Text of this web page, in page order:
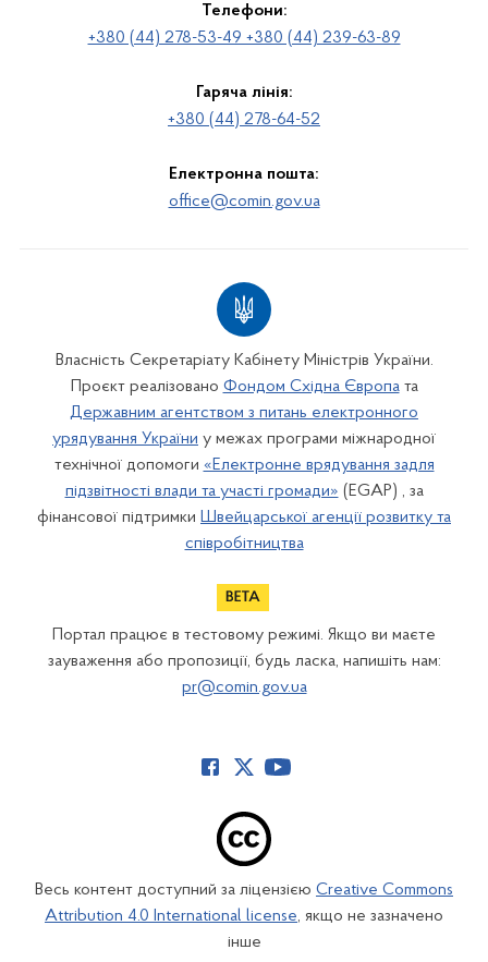
Телефони:
+380 (44) 278-53-49 +380 (44) 239-63-89
Гаряча лінія:
+380 (44) 278-64-52
Електронна пошта:
office@comin.gov.ua
Власність Секретаріату Кабінету Міністрів України.
Проєкт реалізовано Фондом Східна Європата
Державним агентством з питань електронного
урядування України у межах програми міжнародної
технічної допомоги «Електронне врядування задля
підзвітності влади та участі громади» (EGAP) , за
фінансової підтримки Швейцарської агенції розвитку та
співробітництва
Портал працює в тестовому режимі. Якщо ви маєте
зауваження або пропозиції, будь ласка, напишіть нам:
pr@comin.gov.ua
Весь контент доступний за ліцензією Creative Commons
Attribution 4.0 International license, якщо не зазначено
інше